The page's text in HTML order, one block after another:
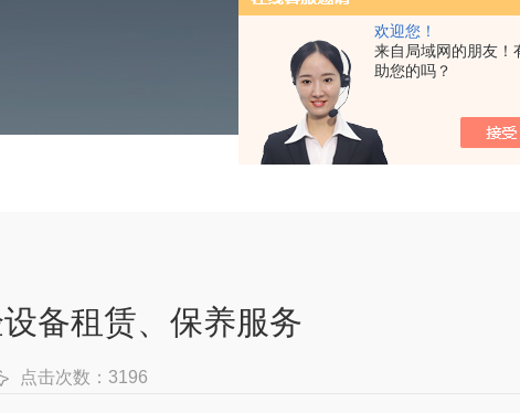
欢迎您！
来自局域网的朋友！
助您的吗？
备租赁、保养服务
点击次数：3196